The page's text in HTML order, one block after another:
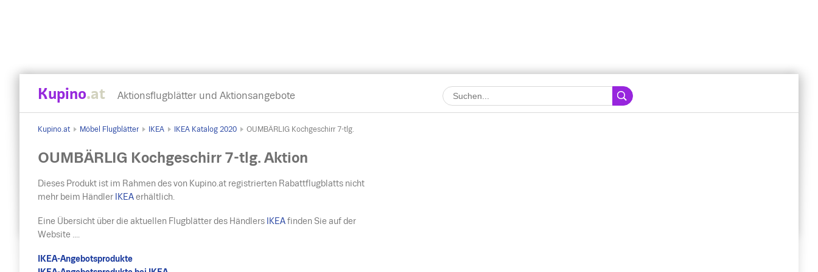
Kupino.at Aktionsflugblätter und Aktionsangebote
Kupino.at Möbel Flugblätter IKEA IKEA Katalog 2020 OUMBÄRLIG Kochgeschirr 7-tlg.
OUMBÄRLIG Kochgeschirr 7-tlg. Aktion
Dieses Produkt ist im Rahmen des von Kupino.at registrierten Rabattflugblatts nicht
mehr beim Händler IKEAerhältlich.
Eine Übersicht über die aktuellen Flugblätter des Händlers IKEAfinden Sie auf der
Website ....
IKEA-Angebotsprodukte